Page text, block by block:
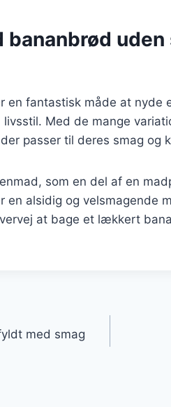
uden
en fantastisk måde at
Med de mange
passer til deres smag og
som en del af en
en alsidig og velsmagende
at bage et lækkert
med smag